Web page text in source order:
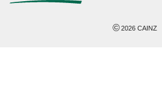
©2026 CAINZ